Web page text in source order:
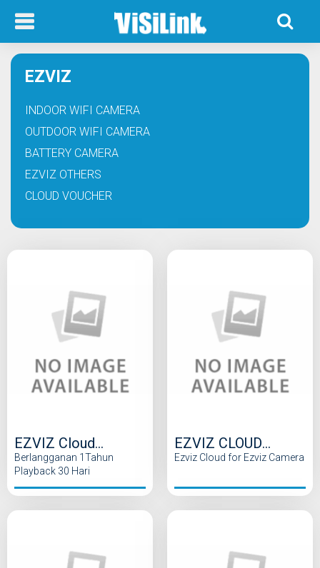
EZVIZ
INDOOR WIFI CAMERA
OUTDOOR WIFI CAMERA
BATTERY CAMERA
EZVIZ OTHERS
CLOUD VOUCHER
EZVIZ Cloud
Berlangganan
Berlangganan 1Tahun
Playback 30 Hari
EZVIZ CLOUD
SERVICE 30 DaysEzviz Cloud for Ezviz Camera